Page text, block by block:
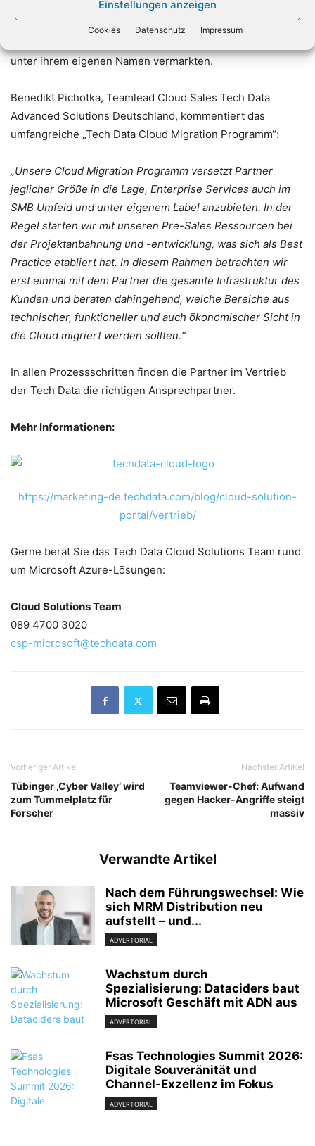
Einstellungen anzeigen
Cookies Datenschutz Impressum
Außerdem gibt es Migrationsanleitungen, Managed
Services und professionellen Support. All diese
unter ihrem eigenen Namen vermarkten.
Benedikt Pichotka, Teamlead Cloud Sales Tech Data
Advanced Solutions Deutschland, kommentiert das
umfangreiche „Tech Data Cloud Migration Programm“:
„Unsere Cloud Migration Programm versetzt Partner
jeglicher Größe in die Lage, Enterprise Services auch im
SMB Umfeld und unter eigenem Label anzubieten. In der
Regel starten wir mit unseren Pre-Sales Ressourcen bei
der Projektanbahnung und -entwicklung, was sich als Best
Practice etabliert hat. In diesem Rahmen betrachten wir
erst einmal mit dem Partner die gesamte Infrastruktur des
Kunden und beraten dahingehend, welche Bereiche aus
technischer, funktioneller und auch ökonomischer Sicht in
die Cloud migriert werden sollten.“
In allen Prozessschritten finden die Partner im Vertrieb
der Tech Data die richtigen Ansprechpartner.
Mehr Informationen:
https://marketing-de.techdata.com/blog/cloud-solution-
portal/vertrieb/
Gerne berät Sie das Tech Data Cloud Solutions Team rund
um Microsoft Azure-Lösungen:
Cloud Solutions Team
089 4700 3020
csp-microsoft@techdata.com
Vorheriger Artikel
Tübinger ‚Cyber Valley‘ wird
zum Tummelplatz für
Forscher
Nächster Artikel
Teamviewer-Chef: Aufwand
gegen Hacker-Angriffe steigt
massiv
Verwandte Artikel
Nach dem Führungswechsel: Wie
sich MRM Distribution neu
aufstellt – und...
ADVERTORIAL
Wachstum durch
Spezialisierung: Dataciders baut
Microsoft Geschäft mit ADN aus
ADVERTORIAL
Fsas Technologies Summit 2026:
Digitale Souveränität und
Channel-Exzellenz im Fokus
ADVERTORIAL